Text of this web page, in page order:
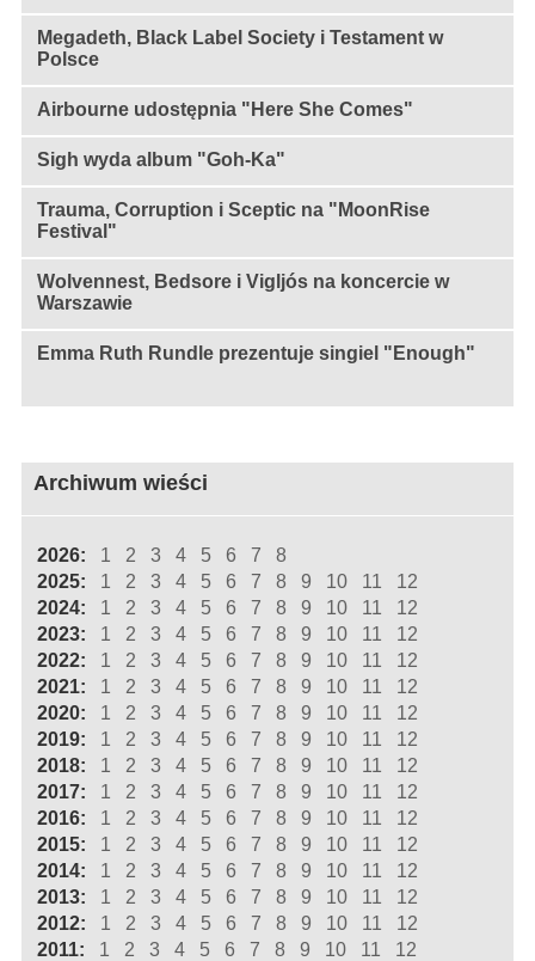
Megadeth, Black Label Society i Testament w
Polsce
Airbourne udostępnia "Here She Comes"
Sigh wyda album "Goh-Ka"
Trauma, Corruption i Sceptic na "MoonRise
Festival"
Wolvennest, Bedsore i Vigljós na koncercie w
Warszawie
Emma Ruth Rundle prezentuje singiel "Enough"
Archiwum wieści
2026: 1 2 3 4 5 6 7
8
2025:
1 2 3 4 5 6 7 8 9 10 11
12
2024:
1 2 3 4 5 6 7 8 9 10 11
12
2023:
1 2 3 4 5 6 7 8 9 10 11
12
2022:
1 2 3 4 5 6 7 8 9 10 11
12
2021:
1 2 3 4 5 6 7 8 9 10 11
12
2020:
1 2 3 4 5 6 7 8 9 10 11
12
2019:
1 2 3 4 5 6 7 8 9 10 11
12
2018:
1 2 3 4 5 6 7 8 9 10 11
12
2017:
1 2 3 4 5 6 7 8 9 10 11
12
2016:
1 2 3 4 5 6 7 8 9 10 11
12
2015:
1 2 3 4 5 6 7 8 9 10 11
12
2014:
1 2 3 4 5 6 7 8 9 10 11
12
2013:
1 2 3 4 5 6 7 8 9 10 11
12
2012:
1 2 3 4 5 6 7 8 9 10 11
12
2011:
1 2 3 4 5 6 7 8 9 10 11
12